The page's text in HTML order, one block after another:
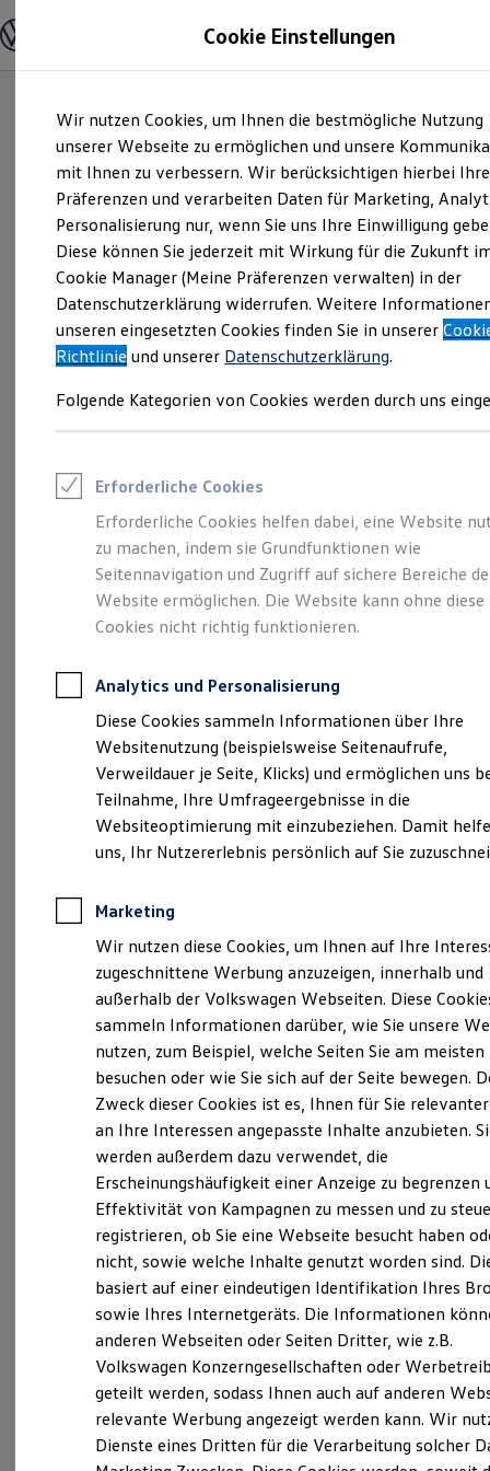
Hauptinhalt
springen
Footer
springen
Modelle und Konfigurator
Modelle vergleichen
Elektroautos
ENERGY Sondermodelle
Nutzfahrzeuge
SUV und CUV
Familienautos
Kombis
Kompaktwagen
Sportwagen
Schnell verfügbare Fahrzeuge
Angebote und Produkte
Aktuelle Angebote
E-Auto-Förderung
Volkswagen Marktplatz
Junge Gebrauchtwagen und Gebrauchtwagen
Saisonangebote
Leasing
Leasing-Angebote
Gebrauchtwagen Leasing
Junge Gebrauchtwagen-Leasing
Elektroauto Leasing
Kleinwagen-Leasing
Leasing ohne Anzahlung
Autokredit mit Schlussrate
Versicherungen und Garantien
Kfz-Versicherung
Restschuldversicherungen
Garantien
Wartungsverträge
Geschäftskunden
Professional Class bei Volkswagen
Großkunden
Behörden
Anpfiff zum Gewinn
Elektroautos
ID. Tutorials
Elektrofahrzeugkonzepte
Reichweite
Reichweite der ID. Modelle
Reichweite im Winter
Laden
Laden unterwegs
Laden Zuhause
Ladezeitensimulator
Batterie
Sicherheit
Garantie und Lebensdauer
Nachhaltigkeit
Technologie
Kosten und Kauf
Verbrauchskosten
Kaufoptionen
E-Auto-Förderung
Software und Konnektivität
Die ID. Software 6
ID. Software Versionen und Updates
Digitale Extras
Schnittstellen zu Ihrem ID.
So geht neu.
Entdecken Sie jetzt
den neuen ID.3 Neo!
(Impressum & Rechtliches)
Cookie Einstellungen
Wir nutzen Cookies, um Ihnen die bestmögliche Nutzung
unserer Webseite zu ermöglichen und unsere
mit Ihnen zu verbessern. Wir berücksichtigen hierbei Ihre
Präferenzen und verarbeiten Daten für Marketing,
Personalisierung nur, wenn Sie uns Ihre Einwilligung
Diese können Sie jederzeit mit Wirkung für die Zukunft
Cookie Manager (Meine Präferenzen verwalten) in der
Datenschutzerklärung widerrufen. Weitere
unseren eingesetzten Cookies finden Sie in unserer
Richtlinie und unserer Datenschutzerklärung.
Folgende Kategorien von Cookies werden durch uns
Erforderliche Cookies
Erforderliche Cookies helfen dabei, eine Website
zu machen, indem sie Grundfunktionen wie
Seitennavigation und Zugriff auf sichere Bereiche
Website ermöglichen. Die Website kann ohne diese
Cookies nicht richtig funktionieren.
Analytics und Personalisierung
Diese Cookies sammeln Informationen über Ihre
Websitenutzung (beispielsweise Seitenaufrufe,
Verweildauer je Seite, Klicks) und ermöglichen uns
Teilnahme, Ihre Umfrageergebnisse in die
Websiteoptimierung mit einzubeziehen. Damit
uns, Ihr Nutzererlebnis persönlich auf Sie
Marketing
Wir nutzen diese Cookies, um Ihnen auf Ihre
zugeschnittene Werbung anzuzeigen, innerhalb und
außerhalb der Volkswagen Webseiten. Diese
sammeln Informationen darüber, wie Sie unsere
nutzen, zum Beispiel, welche Seiten Sie am meisten
besuchen oder wie Sie sich auf der Seite bewegen.
Zweck dieser Cookies ist es, Ihnen für Sie
an Ihre Interessen angepasste Inhalte anzubieten.
werden außerdem dazu verwendet, die
Erscheinungshäufigkeit einer Anzeige zu begrenzen
Effektivität von Kampagnen zu messen und zu
registrieren, ob Sie eine Webseite besucht haben
nicht, sowie welche Inhalte genutzt worden sind.
basiert auf einer eindeutigen Identifikation Ihres
sowie Ihres Internetgeräts. Die Informationen
anderen Webseiten oder Seiten Dritter, wie z.B.
Volkswagen Konzerngesellschaften oder
geteilt werden, sodass Ihnen auch auf anderen
relevante Werbung angezeigt werden kann. Wir
Dienste eines Dritten für die Verarbeitung solcher